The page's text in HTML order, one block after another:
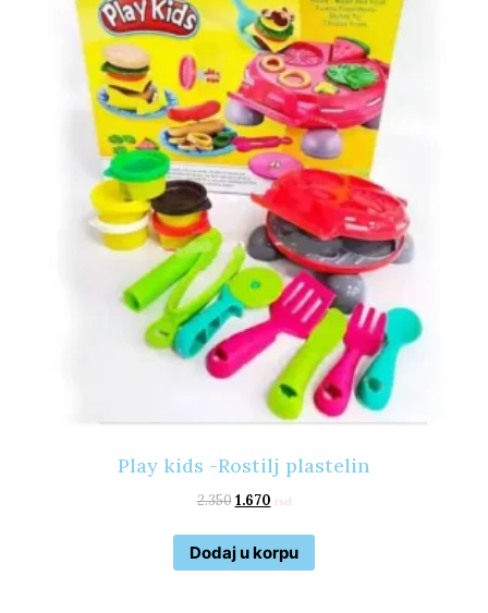
Play kids -Rostilj plastelin
2.350 1.670 rsd
Dodaj u korpu